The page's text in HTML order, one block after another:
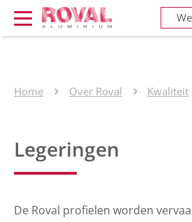
Home Over Roval Kwaliteit
Legeringen
De Roval profielen worden